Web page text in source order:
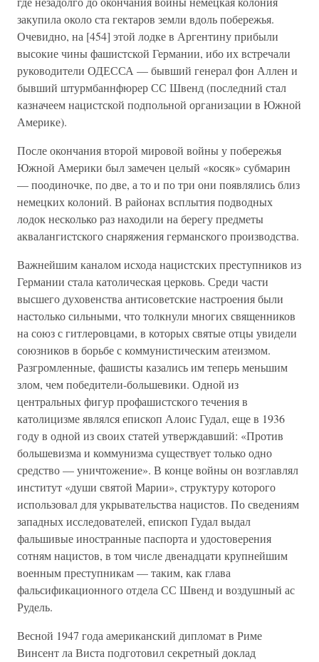
закупила около ста гектаров земли вдоль побережья.
Очевидно, на [454] этой лодке в Аргентину прибыли
высокие чины фашистской Германии, ибо их встречали
руководители ОДЕССА — бывший генерал фон Аллен и
бывший штурмбаннфюрер СС Швенд (последний стал
казначеем нацистской подпольной организации в Южной
Америке).
После окончания второй мировой войны у побережья
Южной Америки был замечен целый «косяк» субмарин
— поодиночке, по две, а то и по три они появлялись близ
немецких колоний. В районах всплытия подводных
лодок несколько раз находили на берегу предметы
аквалангистского снаряжения германского производства.
Важнейшим каналом исхода нацистских преступников из
Германии стала католическая церковь. Среди части
высшего духовенства антисоветские настроения были
настолько сильными, что толкнули многих священников
на союз с гитлеровцами, в которых святые отцы увидели
союзников в борьбе с коммунистическим атеизмом.
Разгромленные, фашисты казались им теперь меньшим
злом, чем победители-большевики. Одной из
центральных фигур профашистского течения в
католицизме являлся епископ Алоис Гудал, еще в 1936
году в одной из своих статей утверждавший: «Против
большевизма и коммунизма существует только одно
средство — уничтожение». В конце войны он возглавлял
институт «души святой Марии», структуру которого
использовал для укрывательства нацистов. По сведениям
западных исследователей, епископ Гудал выдал
фальшивые иностранные паспорта и удостоверения
сотням нацистов, в том числе двенадцати крупнейшим
военным преступникам — таким, как глава
фальсификационного отдела СС Швенд и воздушный ас
Рудель.
Весной 1947 года американский дипломат в Риме
Винсент ла Виста подготовил секретный доклад